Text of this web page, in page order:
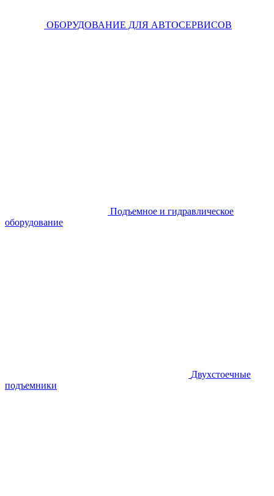
ОБОРУДОВАНИЕ ДЛЯ АВТОСЕРВИСОВ
Подъемное и гидравлическое
оборудование
Двухстоечные
подъемники